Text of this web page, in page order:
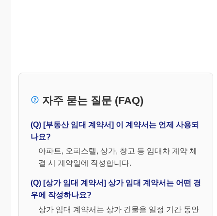
자주 묻는 질문 (FAQ)
(Q) [부동산 임대 계약서] 이 계약서는 언제 사용되
나요?
아파트, 오피스텔, 상가, 창고 등 임대차 계약 체
결 시 계약일에 작성합니다.
(Q) [상가 임대 계약서] 상가 임대 계약서는 어떤 경
우에 작성하나요?
상가 임대 계약서는 상가 건물을 일정 기간 동안